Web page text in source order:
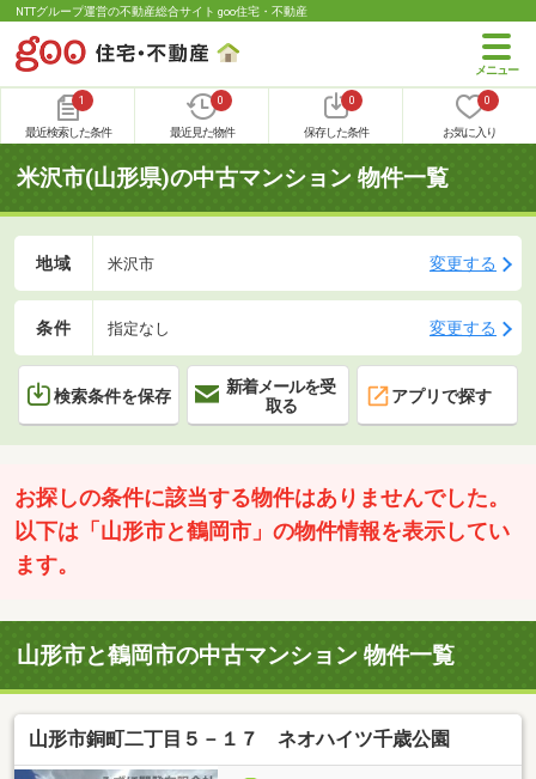
NTTグループ運営の不動産総合サイト goo住宅・不動産
1
最近検索した条件
0
最近見た物件
0
保存した条件
0
お気に入り
米沢市(山形県)の中古マンション 物件一覧
地域 米沢市 変更する
条件 指定なし 変更する
検索条件を保存
新着メールを受
取る
アプリで探す
お探しの条件に該当する物件はありませんでした。
以下は「山形市と鶴岡市」の物件情報を表示してい
ます。
山形市と鶴岡市の中古マンション 物件一覧
山形市銅町二丁目５－１７ ネオハイツ千歳公園